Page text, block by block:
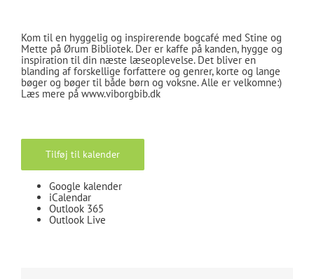
Kom til en hyggelig og inspirerende bogcafé med Stine og
Mette på Ørum Bibliotek. Der er kaffe på kanden, hygge og
inspiration til din næste læseoplevelse. Det bliver en
blanding af forskellige forfattere og genrer, korte og lange
bøger og bøger til både børn og voksne. Alle er velkomne:)
Læs mere på www.viborgbib.dk
Tilføj til kalender
Google kalender
iCalendar
Outlook 365
Outlook Live